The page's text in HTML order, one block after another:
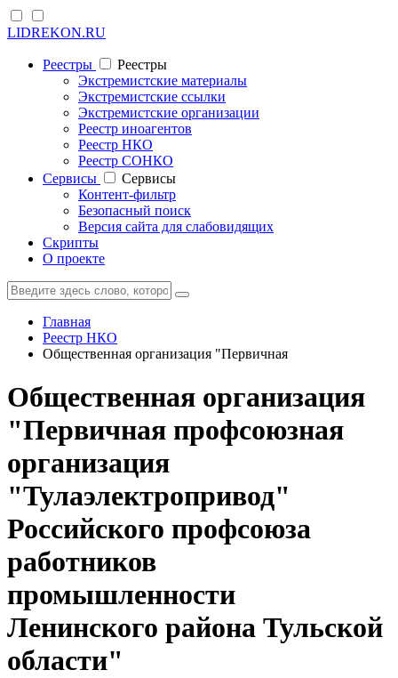
LIDREKON.RU
Реестры
Реестры
Экстремистские материалы
Экстремистские ссылки
Экстремистские организации
Реестр иноагентов
Реестр НКО
Реестр СОНКО
Cервисы
Cервисы
Контент-фильтр
Безопасный поиск
Версия сайта для слабовидящих
Скрипты
О проекте
Главная
Реестр НКО
Общественная организация "Первичная
Общественная организация
"Первичная профсоюзная
организация
"Тулаэлектропривод"
Российского профсоюза
работников
промышленности
Ленинского района Тульской
области"